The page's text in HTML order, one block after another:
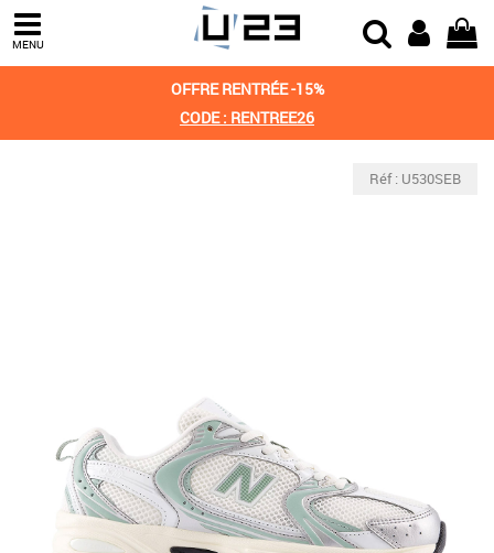
MENU
OFFRE RENTRÉE -15%
CODE : RENTREE26
Réf : U530SEB